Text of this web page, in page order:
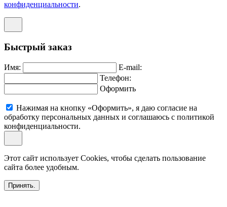
конфиденциальности.
Быстрый заказ
Имя:
E-mail:
Телефон:
Оформить
Нажимая на кнопку «Оформить», я даю согласие на
обработку персональных данных и соглашаюсь c политикой
конфиденциальности.
Этот сайт использует Cookies, чтобы сделать пользование
сайта более удобным.
Принять.